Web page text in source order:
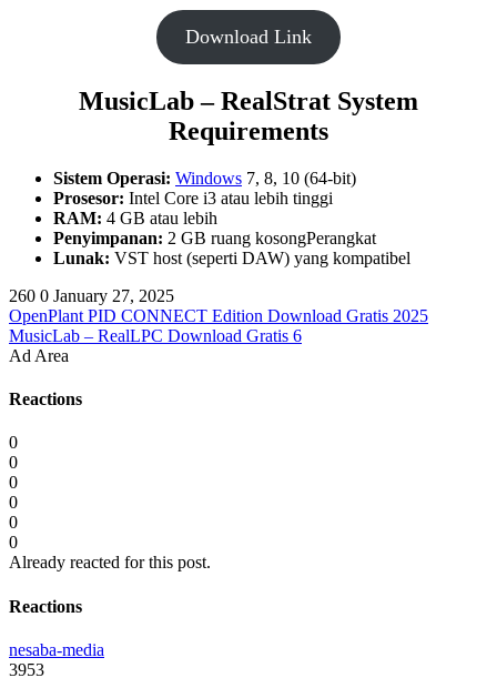
Download Link
MusicLab – RealStrat System
Requirements
Sistem Operasi: Windows 7, 8, 10 (64-bit)
Prosesor: Intel Core i3 atau lebih tinggi
RAM: 4 GB atau lebih
Penyimpanan: 2 GB ruang kosongPerangkat
Lunak: VST host (seperti DAW) yang kompatibel
260 0 January 27, 2025
OpenPlant PID CONNECT Edition Download Gratis 2025
MusicLab – RealLPC Download Gratis 6
Ad Area
Reactions
0
0
0
0
0
0
Already reacted for this post.
Reactions
nesaba-media
3953